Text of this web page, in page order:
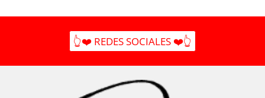
👆❤️ REDES SOCIALES ❤️👆